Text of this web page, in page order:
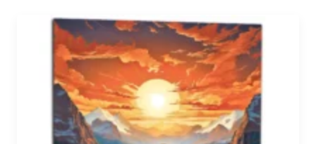
a
plusieurs
variations.
Les
options
peuvent
être